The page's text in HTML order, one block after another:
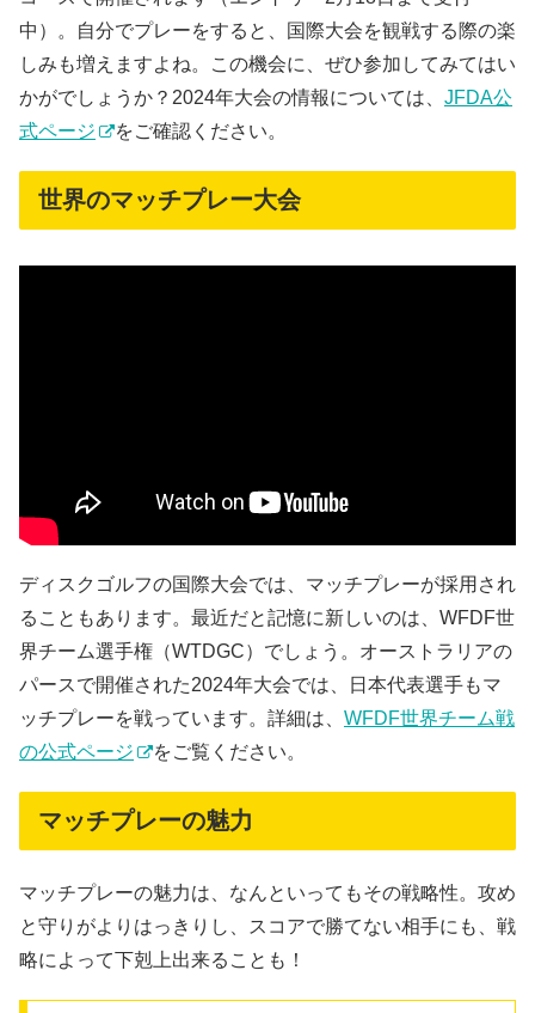
中）。自分でプレーをすると、国際大会を観戦する際の楽
しみも増えますよね。この機会に、ぜひ参加してみてはい
かがでしょうか？2024年大会の情報については、 JFDA公
式ページ
をご確認ください。
世界のマッチプレー大会
ディスクゴルフの国際大会では、マッチプレーが採用され
ることもあります。最近だと記憶に新しいのは、WFDF世
界チーム選手権（WTDGC）でしょう。オーストラリアの
パースで開催された2024年大会では、日本代表選手もマ
ッチプレーを戦っています。詳細は、 WFDF世界チーム戦
の公式ページ
をご覧ください。
マッチプレーの魅力
マッチプレーの魅力は、なんといってもその戦略性。攻め
と守りがよりはっきりし、スコアで勝てない相手にも、戦
略によって下剋上出来ることも！